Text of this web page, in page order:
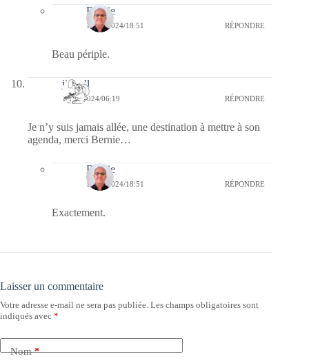
Bernie
16/12/2024/18:51 RÉPONDRE
Beau périple.
jill bill
15/12/2024/06:19 RÉPONDRE
Je n’y suis jamais allée, une destination à mettre à son
agenda, merci Bernie…
Bernie
16/12/2024/18:51 RÉPONDRE
Exactement.
Laisser un commentaire
Votre adresse e-mail ne sera pas publiée. Les champs obligatoires sont
indiqués avec *
Nom*